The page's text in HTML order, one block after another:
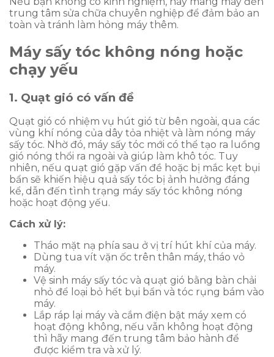
trung tâm sửa chữa chuyên nghiệp để đảm bảo an
toàn và tránh làm hỏng máy thêm.
Máy sấy tóc không nóng hoặc
chạy yếu
1. Quạt gió có vấn đề
Quạt gió có nhiệm vụ hút gió từ bên ngoài, qua các
vùng khí nóng của dây tỏa nhiệt và làm nóng máy
sấy tóc. Nhờ đó, máy sấy tóc mới có thể tạo ra luồng
gió nóng thổi ra ngoài và giúp làm khô tóc. Tuy
nhiên, nếu quạt gió gặp vấn đề hoặc bị mắc kẹt bụi
bẩn sẽ khiến hiệu quả sấy tóc bị ảnh hưởng đáng
kể, dẫn đến tình trạng máy sấy tóc không nóng
hoặc hoạt động yếu.
Cách xử lý:
Tháo mặt nạ phía sau ở vị trí hút khí của máy.
Dùng tua vít vặn ốc trên thân máy, tháo vỏ
máy.
Vệ sinh máy sấy tóc và quạt gió bằng bàn chải
nhỏ để loại bỏ hết bụi bẩn và tóc rụng bám vào
máy.
Lắp ráp lại máy và cắm điện bật máy xem có
hoạt động không, nếu vẫn không hoạt động
thì hãy mang đến trung tâm bảo hành để
được kiểm tra và xử lý.